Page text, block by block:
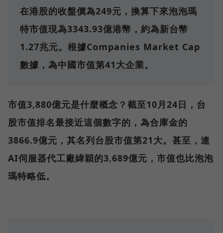
在港股的收盤價為249元，換算下來泡泡瑪
特市值現為3343.93億港幣，約為新台幣
1.27兆元。根據Companies Market Cap
數據，為中國市值第41大企業。
市值3,880億元是什麼概念？截至10月24日，台
股市值排名最接近這個數字的，為合庫金的
3866.9億元，其名列台股市值第21大。甚至，連
AI伺服器代工廠緯穎的3,689億元，市值也比泡泡
瑪特略低。